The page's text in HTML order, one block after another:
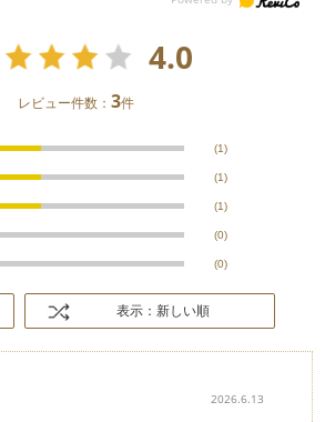
4.0
レビュー件数：3件
(1)
(1)
(1)
(0)
(0)
表示：新しい順
2026.6.13